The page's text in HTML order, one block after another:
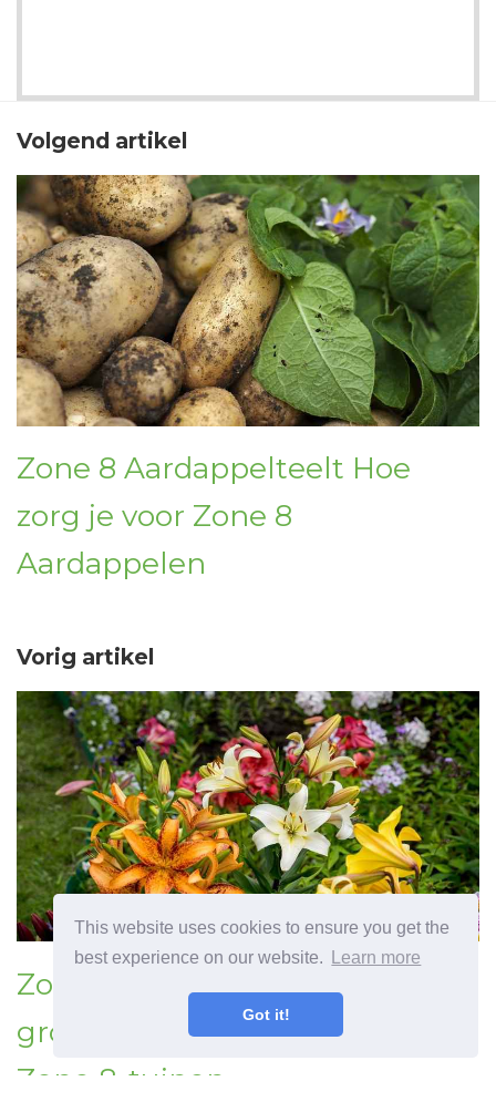
This website uses cookies to ensure you get the
best experience on our website.
Learn more
Got it!
Volgend artikel
Zone 8 Aardappelteelt Hoe
zorg je voor Zone 8
Aardappelen
Vorig artikel
Zone 8 vaste planten -
groeiende vaste planten in
Zone 8-tuinen